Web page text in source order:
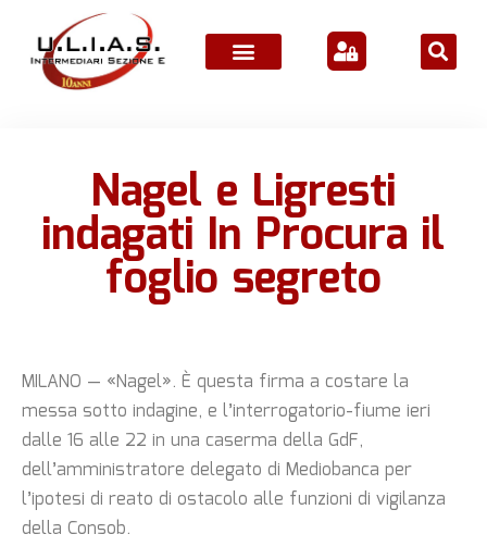
Nagel e Ligresti
indagati In Procura il
foglio segreto
MILANO — «Nagel». È questa firma a costare la
messa sotto indagine, e l’interrogatorio-fiume ieri
dalle 16 alle 22 in una caserma della GdF,
dell’amministratore delegato di Mediobanca per
l’ipotesi di reato di ostacolo alle funzioni di vigilanza
della Consob.